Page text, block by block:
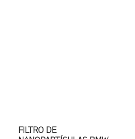
FILTRO DE